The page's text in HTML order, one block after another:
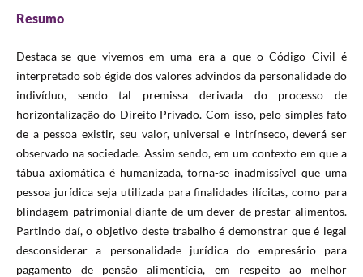
Resumo
Destaca-se que vivemos em uma era a que o Código Civil é
interpretado sob égide dos valores advindos da personalidade do
indivíduo, sendo tal premissa derivada do processo de
horizontalização do Direito Privado. Com isso, pelo simples fato
de a pessoa existir, seu valor, universal e intrínseco, deverá ser
observado na sociedade. Assim sendo, em um contexto em que a
tábua axiomática é humanizada, torna-se inadmissível que uma
pessoa jurídica seja utilizada para finalidades ilícitas, como para
blindagem patrimonial diante de um dever de prestar alimentos.
Partindo daí, o objetivo deste trabalho é demonstrar que é legal
desconsiderar a personalidade jurídica do empresário para
pagamento de pensão alimentícia, em respeito ao melhor